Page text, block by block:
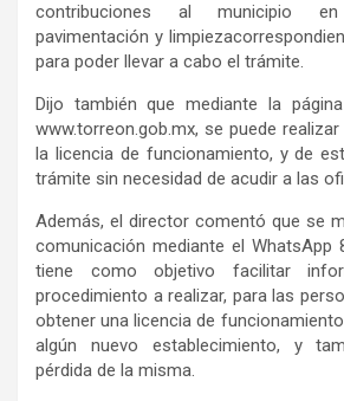
contribuciones al municipio
pavimentación y limpiezac
para poder llevar a cabo el trámite.
Dijo tambiénquemediante la
www.torreon.gob.mx, se puede
la icencia de funcionamiento, y de
trámite sin necesidad de acudir a las
Además, el director comentó que se
comunicación mediante el WhatsApp
tiene como objetivo facilitar
procedimiento arealizar, para las
obtener una licencia de
algún nuevo establecimiento, y
pérdida de la misma.